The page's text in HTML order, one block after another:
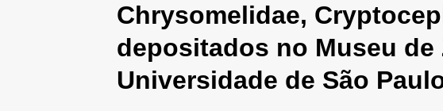
Chrysomelidae,
depositados no Museu
Universidade de São